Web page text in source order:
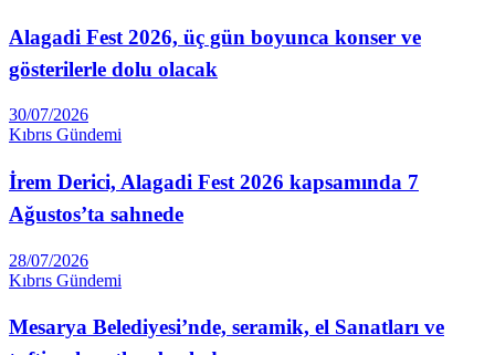
Alagadi Fest 2026, üç gün boyunca konser ve
gösterilerle dolu olacak
30/07/2026
Kıbrıs Gündemi
İrem Derici, Alagadi Fest 2026 kapsamında 7
Ağustos’ta sahnede
28/07/2026
Kıbrıs Gündemi
Mesarya Belediyesi’nde, seramik, el Sanatları ve